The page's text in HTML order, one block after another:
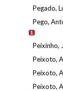
Pegado,
Pego,
1
Peixinho,
Peixoto,
Peixoto,
Peixoto,